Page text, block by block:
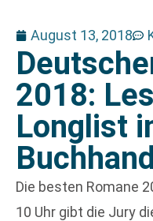
August 13, 2018
2018:
Longlist
Die besten Romane
10 Uhr gibt die Jury